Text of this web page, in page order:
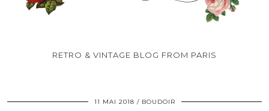
RETRO & VINTAGE BLOG FROM PARIS
11 MAI 2018 BOUDOIR